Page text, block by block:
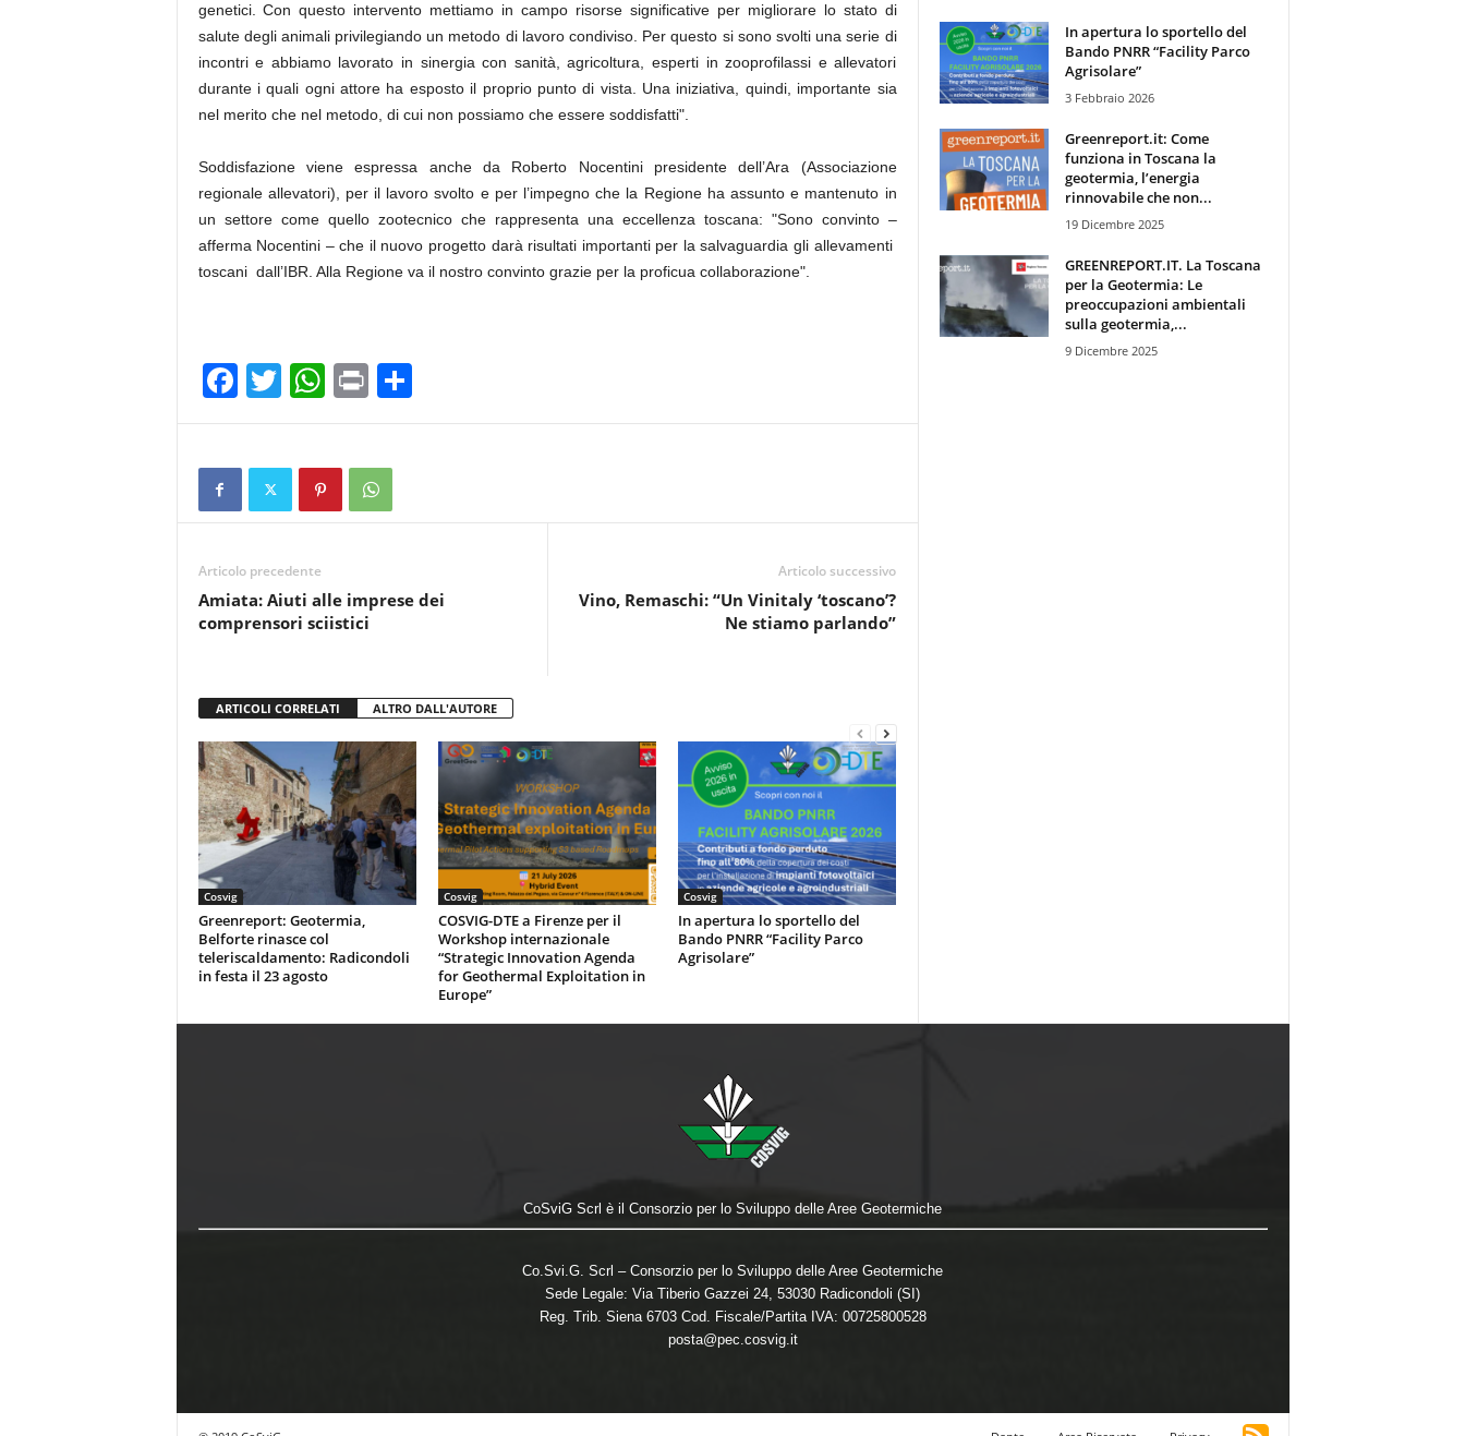
genetici. Con questo intervento mettiamo in campo risorse significative per migliorare lo stato di
salute degli animali privilegiando un metodo di lavoro condiviso. Per questo si sono svolti una serie di
incontri e abbiamo lavorato in sinergia con sanità, agricoltura, esperti in zooprofilassi e allevatori
durante i quali ogni attore ha esposto il proprio punto di vista. Una iniziativa, quindi, importante sia
nel merito che nel metodo, di cui non possiamo che essere soddisfatti".
Soddisfazione viene espressa anche da Roberto Nocentini presidente dell’Ara (Associazione
regionale allevatori), per il lavoro svolto e per l’impegno che la Regione ha assunto e mantenuto in
un settore come quello zootecnico che rappresenta una eccellenza toscana: "Sono convinto –
afferma Nocentini – che il nuovo progetto darà risultati importanti per la salvaguardia gli allevamenti
toscani dall’IBR. Alla Regione va il nostro convinto grazie per la proficua collaborazione".
F
a
b
o
k
T
wi
W
h
s
A
p
Pr
in o
vi
Articolo precedente
Amiata: Aiuti alle imprese dei
comprensori sciistici
Articolo successivo
Vino, Remaschi: “Un Vinitaly ‘toscano’?
Ne stiamo parlando”
ARTICOLI CORRELATI ALTRO DALL'AUTORE
Cosvig
Greenreport: Geotermia,
Belforte rinasce col
teleriscaldamento: Radicondoli
in festa il 23 agosto
Cosvig
COSVIG-DTE a Firenze per il
Workshop internazionale
“Strategic Innovation Agenda
for Geothermal Exploitation in
Europe”
Cosvig
In apertura lo sportello del
Bando PNRR “Facility Parco
Agrisolare”
In apertura lo sportello del
Bando PNRR “Facility Parco
Agrisolare”
3 Febbraio 2026
Greenreport.it: Come
funziona in Toscana la
geotermia, l’energia
rinnovabile che non...
19 Dicembre 2025
GREENREPORT.IT. La Toscana
per la Geotermia: Le
preoccupazioni ambientali
sulla geotermia,...
9 Dicembre 2025
CoSviG Scrl è il Consorzio per lo Sviluppo delle Aree Geotermiche
Co.Svi.G. Scrl – Consorzio per lo Sviluppo delle Aree Geotermiche
Sede Legale: Via Tiberio Gazzei 24, 53030 Radicondoli (SI)
Reg. Trib. Siena 6703 Cod. Fiscale/Partita IVA: 00725800528
posta@pec.cosvig.it